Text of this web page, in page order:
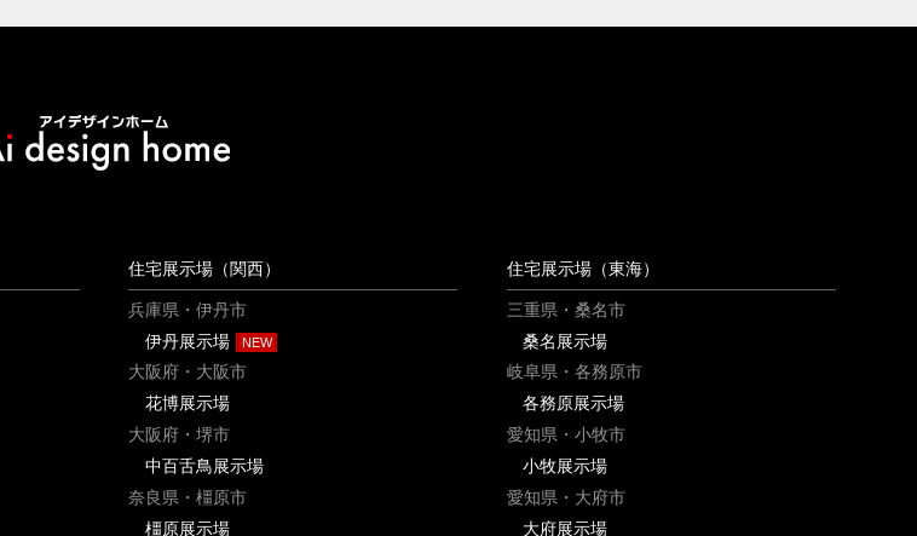
住宅展示場（関西）
兵庫県・伊丹市
伊丹展示場
大阪府・大阪市
花博展示場
大阪府・堺市
中百舌鳥展示場
奈良県・橿原市
橿原展示場
住宅展示場（東海）
三重県・桑名市
桑名展示場
岐阜県・各務原市
各務原展示場
愛知県・小牧市
小牧展示場
愛知県・大府市
大府展示場